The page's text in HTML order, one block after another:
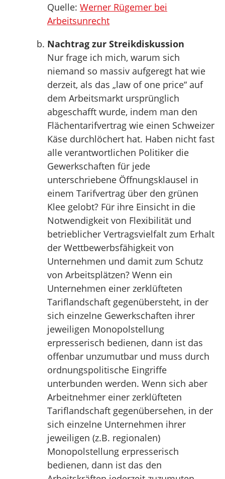
Quelle: Werner Rügemer bei
Arbeitsunrecht
Nachtrag zur Streikdiskussion
Nur frage ich mich, warum sich
niemand so massiv aufgeregt hat wie
derzeit, als das „law of one price“ auf
dem Arbeitsmarkt ursprünglich
abgeschafft wurde, indem man den
Flächentarifvertrag wie einen Schweizer
Käse durchlöchert hat. Haben nicht fast
alle verantwortlichen Politiker die
Gewerkschaften für jede
unterschriebene Öffnungsklausel in
einem Tarifvertrag über den grünen
Klee gelobt? Für ihre Einsicht in die
Notwendigkeit von Flexibilität und
betrieblicher Vertragsvielfalt zum Erhalt
der Wettbewerbsfähigkeit von
Unternehmen und damit zum Schutz
von Arbeitsplätzen? Wenn ein
Unternehmen einer zerklüfteten
Tariflandschaft gegenübersteht, in der
sich einzelne Gewerkschaften ihrer
jeweiligen Monopolstellung
erpresserisch bedienen, dann ist das
offenbar unzumutbar und muss durch
ordnungspolitische Eingriffe
unterbunden werden. Wenn sich aber
Arbeitnehmer einer zerklüfteten
Tariflandschaft gegenübersehen, in der
sich einzelne Unternehmen ihrer
jeweiligen (z.B. regionalen)
Monopolstellung erpresserisch
bedienen, dann ist das den